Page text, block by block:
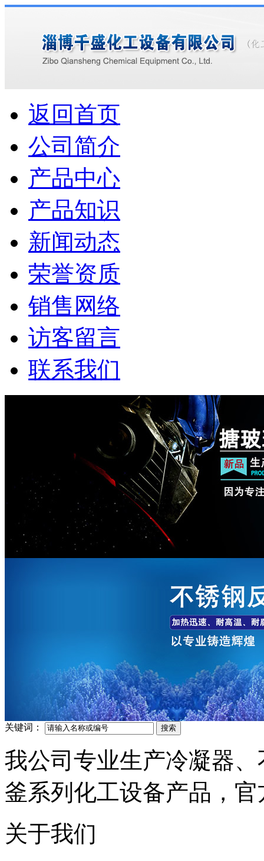
返回首页
公司简介
产品中心
产品知识
新闻动态
荣誉资质
销售网络
访客留言
联系我们
关键词：
我公司专业生产冷凝器
釜系列化工设备产品，
关于我们